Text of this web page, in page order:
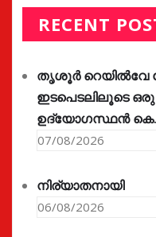
RECENT
തൃശൂർ റെയിൽവേ
ഇടപെടലിലൂടെ ഒരു
ഉദ്യോഗസ്ഥൻ
07/08/2026
നിര്യാതനായി
06/08/2026